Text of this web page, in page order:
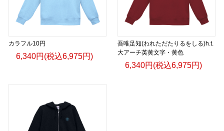
カラフル10円
6,340円(税込6,975円)
吾唯足知(われただたりるをしる)h.t.
大アーチ英黄文字・黄色
6,340円(税込6,975円)